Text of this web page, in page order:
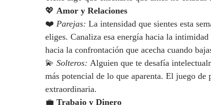
💖 Amor y Relaciones
❤️ Parejas: La intensidad que sientes esta
eliges. Canaliza esa energía hacia la
hacia la confrontación que acecha cuando
💫 Solteros: Alguien que te desafía
más potencial de lo que aparenta. El juego
extraordinaria.